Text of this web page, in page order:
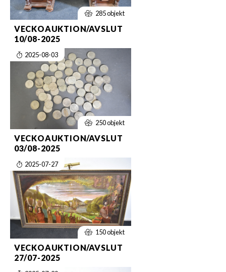
285 objekt
VECKOAUKTION/AVSLUT
10/08-2025
2025-08-03
250 objekt
VECKOAUKTION/AVSLUT
03/08-2025
2025-07-27
150 objekt
VECKOAUKTION/AVSLUT
27/07-2025